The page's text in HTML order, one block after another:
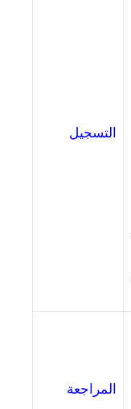
التسجيل
المراجعة